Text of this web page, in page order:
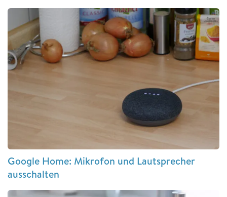
Google Home: Mikrofon und Lautsprecher
ausschalten